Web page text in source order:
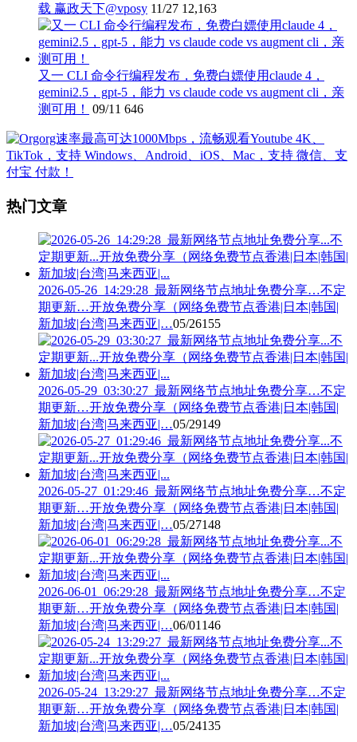
载 赢政天下@vposy 11/27 12,163
又一 CLI 命令行编程发布，免费白嫖使用claude 4，
gemini2.5，gpt-5，能力 vs claude code vs augment cli，亲
测可用！
09/11 646
热门文章
2026-05-26_14:29:28_最新网络节点地址免费分享…不定
期更新…开放免费分享（网络免费节点香港|日本|韩国|
新加坡|台湾|马来西亚|…05/26155
2026-05-29_03:30:27_最新网络节点地址免费分享…不定
期更新…开放免费分享（网络免费节点香港|日本|韩国|
新加坡|台湾|马来西亚|…05/29149
2026-05-27_01:29:46_最新网络节点地址免费分享…不定
期更新…开放免费分享（网络免费节点香港|日本|韩国|
新加坡|台湾|马来西亚|…05/27148
2026-06-01_06:29:28_最新网络节点地址免费分享…不定
期更新…开放免费分享（网络免费节点香港|日本|韩国|
新加坡|台湾|马来西亚|…06/01 146
2026-05-24_13:29:27_最新网络节点地址免费分享…不定
期更新…开放免费分享（网络免费节点香港|日本|韩国|
新加坡|台湾|马来西亚|…05/24135